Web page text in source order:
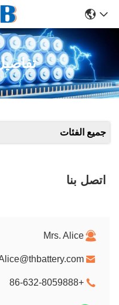
جميع الفئات
اتصل بنا
Mrs. Alice
+86-632-8059888